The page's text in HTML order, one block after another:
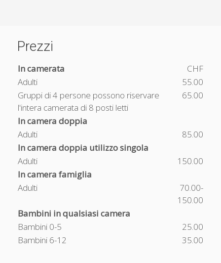
Prezzi
In camerata
CHF
Adulti
55.00
Gruppi di 4 persone possono riservare
l'intera camerata di 8 posti letti
65.00
In camera doppia
Adulti
85.00
In camera doppia utilizzo singola
Adulti
150.00
In camera famiglia
Adulti
70.00-
150.00
Bambini in qualsiasi camera
Bambini 0-5
25.00
Bambini 6-12
35.00